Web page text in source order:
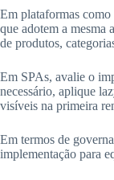
Em plataformas
que adotem a mesma
de produtos,
Em SPAs, avalie o
necessário, aplique
visíveis na primeira
Em termos de
implementação para